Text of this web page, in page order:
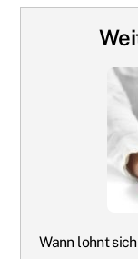
Wann lohnt